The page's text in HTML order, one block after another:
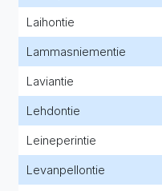
Laihontie
Lammasniementie
Laviantie
Lehdontie
Leineperintie
Levanpellontie